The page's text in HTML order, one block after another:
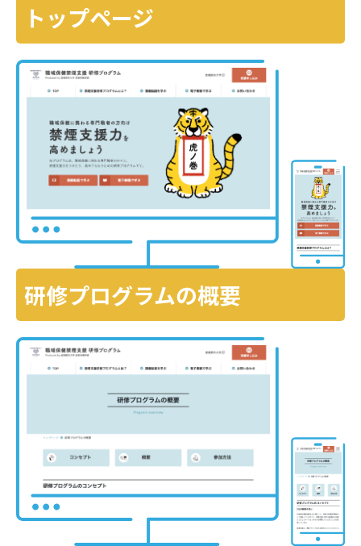
トップページ
研修プログラムの概要